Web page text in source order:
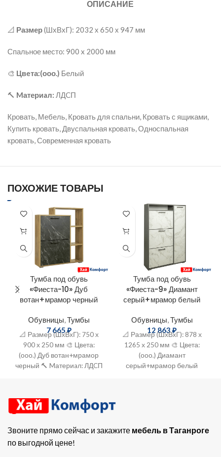
ОПИСАНИЕ
📐 Размер(ШхВхГ): 2032 х 650 х 947 мм
Спальное место: 900 x 2000 мм
🎨 Цвeта:(ооо.) Белый
🔨 Mатериaл: ЛДCП
Кровать, Мебель, Кровать для спальни, Кровать с ящиками,
Купить кровать, Двуспальная кровать, Односпальная
кровать, Современная кровать
ПОХОЖИЕ ТОВАРЫ
Тумба под обувь
«Фиеста-10» Дуб
вотан+мрамор черный
Обувницы,Тумбы
7 665₽
📐 Размер (ШхВхГ): 750 х
900 х 250 мм 🎨 Цвeта:
(ооо.) Дуб вотан+мрамор
черный 🔨 Mатериaл: ЛДCП
Тумба под обувь
«Фиеста-9» Диамант
серый+мрамор белый
Обувницы,Тумбы
12 863₽
📐 Размер (ШхВхГ): 878 х
1265 х 250 мм 🎨 Цвeта:
(ооо.) Диамант
серый+мрамор белый
Звоните прямо сейчас и закажите мебель в Таганроге
по выгодной цене!